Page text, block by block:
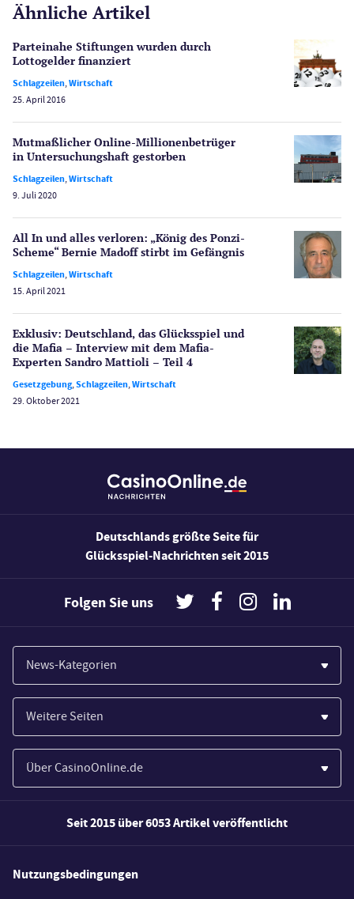
Gesetzgebung
Lotterie
Poker
Schlagzeilen
Spiele
Spielerschutz
Sport
Wetten
Wirtschaft
PayPal Casinos
Merkur Casinos
Casino Testberichte
Bonus Ohne Einzahlung
Slot Freispiele
Ähnliche Artikel
Parteinahe Stiftungen wurden durch
Lottogelder finanziert
Schlagzeilen,Wirtschaft
25. April 2016
Mutmaßlicher Online-Millionen­betrüger
in Untersuchungshaft gestorben
Schlagzeilen,Wirtschaft
9. Juli 2020
All In und alles verloren: „König des Ponzi-
Scheme“ Bernie Madoff stirbt im Gefängnis
Schlagzeilen,Wirtschaft
15. April 2021
Exklusiv: Deutschland, das Glücksspiel und
die Mafia – Interview mit dem Mafia-
Experten Sandro Mattioli – Teil 4
Gesetzgebung,Schlagzeilen,Wirtschaft
29. Oktober 2021
Deutschlands größte Seite für
Glücksspiel-Nachrichten seit 2015
Folgen Sie uns
News-Kategorien
Casinos
Wirtschaft
Spiele
Weitere Seiten
Paypal Casinos
Novoline Casinos
Merkur Casinos
Casino Testberichte
Über CasinoOnline.de
Wie wir bewerten
Seit 2015 über 6053 Artikel veröffentlicht
Nutzungsbedingungen